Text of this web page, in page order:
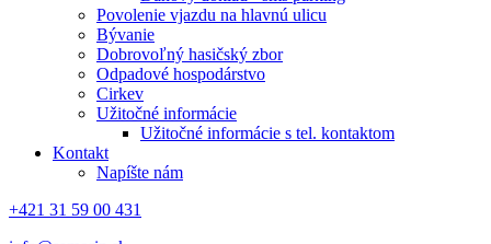
Povolenie vjazdu na hlavnú ulicu
Bývanie
Dobrovoľný hasičský zbor
Odpadové hospodárstvo
Cirkev
Užitočné informácie
Užitočné informácie s tel. kontaktom
Kontakt
Napíšte nám
+421 31 59 00 431